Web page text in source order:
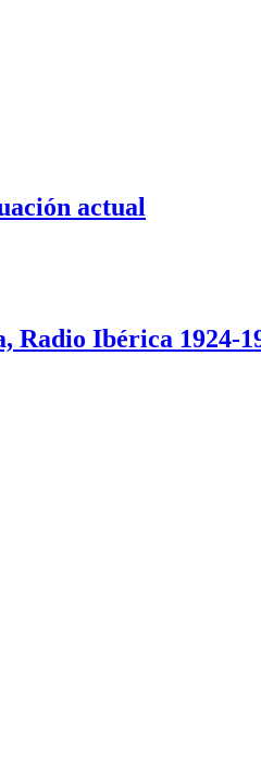
actual
Radio Ibérica 1924-